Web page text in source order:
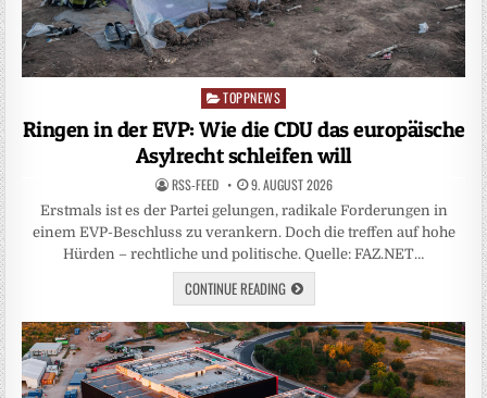
Posted
in
TOPPNEWS
Ringen in der EVP: Wie die CDU das europäische
Asylrecht schleifen will
RSS-FEED 9. AUGUST 2026
Erstmals ist es der Partei gelungen, radikale Forderungen in
einem EVP-Beschluss zu verankern. Doch die treffen auf hohe
Hürden – rechtliche und politische. Quelle: FAZ.NET…
CONTINUE READING